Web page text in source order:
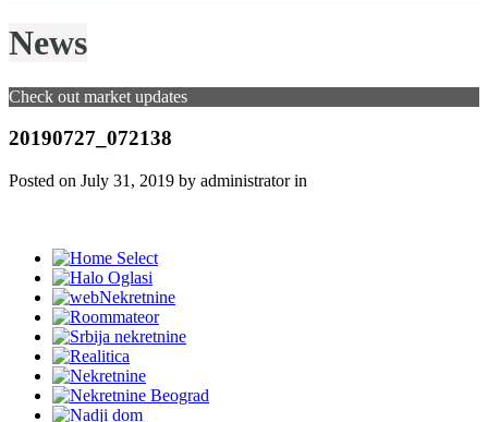
News
Check out market updates
20190727_072138
Posted on July 31, 2019 by administrator in